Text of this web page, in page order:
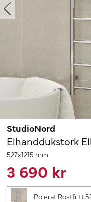
StudioNord
Elhanddukstork
527x1215 mm
3 690 kr
Polerat Rostfritt